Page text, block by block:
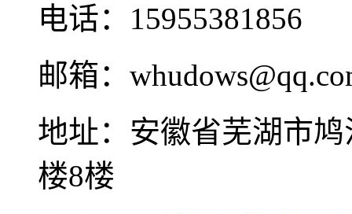
电话：15955381856
邮箱：
地址：安徽省芜湖市
楼8楼